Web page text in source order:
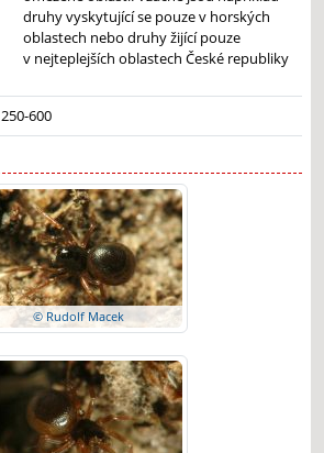
druhy vyskytující se pouze v horských
oblastech nebo druhy žijící pouze
v nejteplejších oblastech České republiky
250-600
© Rudolf Macek